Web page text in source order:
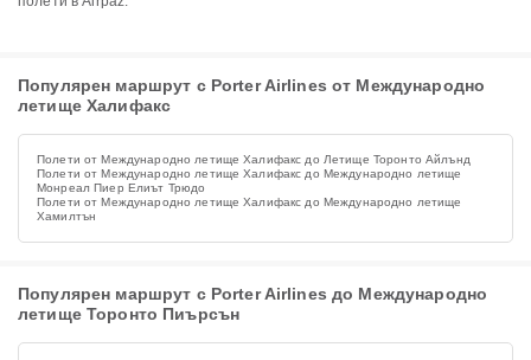
Популярен маршрут с Porter Airlines от Международно
летище Халифакс
Полети от Международно летище Халифакс до Летище Торонто Айлънд
Полети от Международно летище Халифакс до Международно летище
Монреал Пиер Елиът Трюдо
Полети от Международно летище Халифакс до Международно летище
Хамилтън
Популярен маршрут с Porter Airlines до Международно
летище Торонто Пиърсън